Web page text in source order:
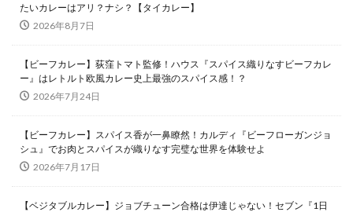
たいカレーはアリ？ナシ？【タイカレー】
2026年8月7日
【ビーフカレー】荻窪トマト監修！ハウス『スパイス織りなすビーフカレ
ー』はレトルト欧風カレー史上最強のスパイス感！？
2026年7月24日
【ビーフカレー】スパイス香が一鼻瞭然！カルディ『ビーフローガンジョ
シュ』でお肉とスパイスが織りなす完璧な世界を体験せよ
2026年7月17日
【ベジタブルカレー】ジョブチューン合格は伊達じゃない！セブン『1日